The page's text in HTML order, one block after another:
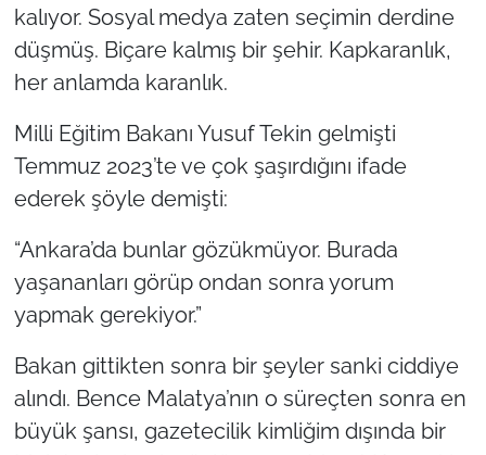
kalıyor. Sosyal medya zaten seçimin derdine
düşmüş. Biçare kalmış bir şehir. Kapkaranlık,
her anlamda karanlık.
Milli Eğitim Bakanı Yusuf Tekin gelmişti
Temmuz 2023’te ve çok şaşırdığını ifade
ederek şöyle demişti:
“Ankara’da bunlar gözükmüyor. Burada
yaşananları görüp ondan sonra yorum
yapmak gerekiyor.”
Bakan gittikten sonra bir şeyler sanki ciddiye
alındı. Bence Malatya’nın o süreçten sonra en
büyük şansı, gazetecilik kimliğim dışında bir